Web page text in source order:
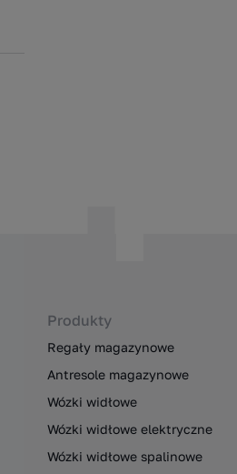
Produkty
Regały magazynowe
Antresole magazynowe
Wózki widłowe
Wózki widłowe elektryczne
Wózki widłowe spalinowe